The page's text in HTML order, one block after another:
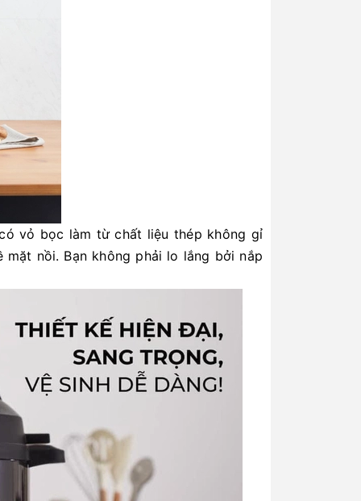
vỏ bọc làm từ chất liệu thép không gỉ
nồi. Bạn không phải lo lắng bởi nắp